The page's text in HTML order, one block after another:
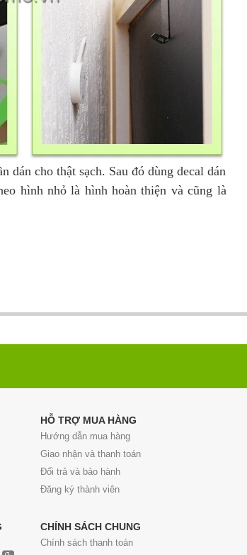
cho thật sạch. Sau đó dùng decal dán
hình nhỏ là hình hoàn thiện và cũng là
HỖ TRỢ MUA HÀNG
Hướng dẫn mua hàng
Giao nhận và thanh toán
Đổi trả và bảo hành
Đăng ký thành viên
CHÍNH SÁCH CHUNG
Chính sách thanh toán